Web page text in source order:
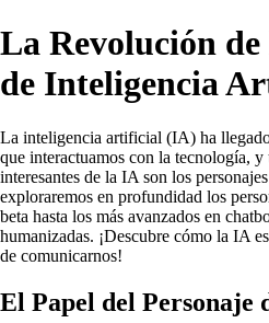
La Revolución de
de Inteligencia
La inteligencia artificial (IA) ha
que interactuamos con la tecnología, y
interesantes de la IA son los
exploraremos en profundidad los
beta hasta los más avanzados en
humanizadas. ¡Descubre cómo la IA
de comunicarnos!
El Papel del Personaje